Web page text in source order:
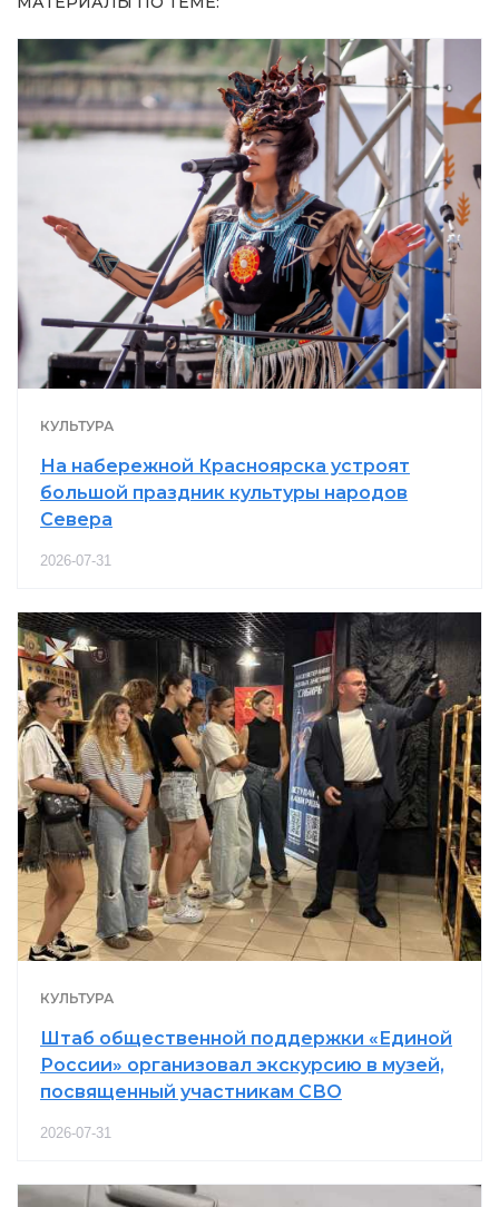
КУЛЬТУРА
На набережной Красноярска устроят
большой праздник культуры народов
Севера
2026-07-31
КУЛЬТУРА
Штаб общественной поддержки «Единой
России» организовал экскурсию в музей,
посвященный участникам СВО
2026-07-31